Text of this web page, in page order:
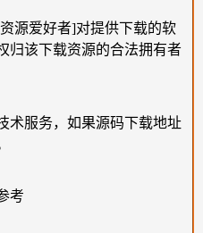
源爱好者]对提供下载的软
归该下载资源的合法拥有者
术服务，如果源码下载地址
考